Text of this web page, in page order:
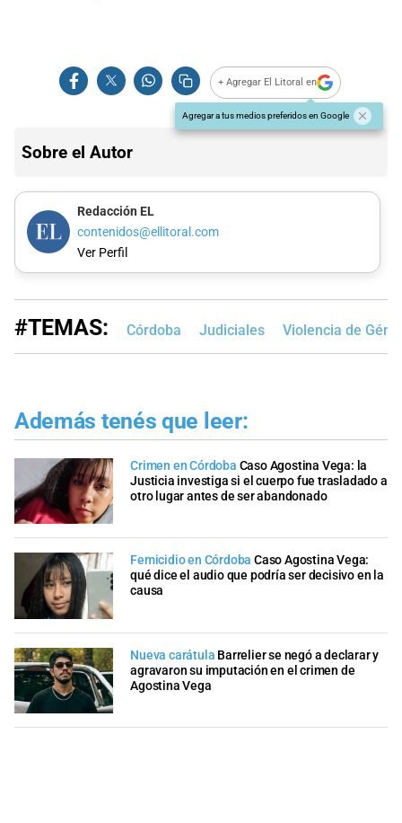
+ Agregar El Litoral en
Agregar a tus medios preferidos en Google
Sobre el Autor
Redacción EL
contenidos@ellitoral.com
Ver Perfil
#TEMAS: Córdoba Judiciales Violencia de
Además tenés que leer:
Crimen en Córdoba Caso Agostina Vega: la
Justicia investiga si el cuerpo fue trasladado a
otro lugar antes de ser abandonado
Femicidio en Córdoba Caso Agostina Vega:
qué dice el audio que podría ser decisivo en la
causa
Nueva carátula Barrelier se negó a declarar y
agravaron su imputación en el crimen de
Agostina Vega